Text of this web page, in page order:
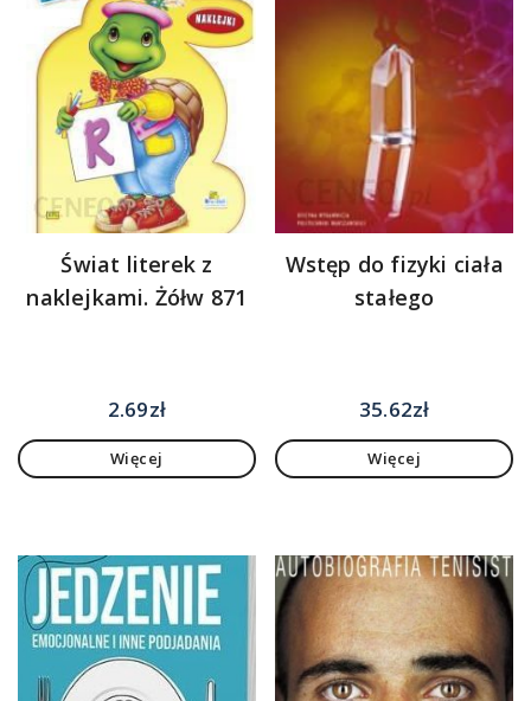
Świat literek z
naklejkami. Żółw 871
2.69zł
Więcej
Wstęp do fizyki ciała
stałego
35.62zł
Więcej